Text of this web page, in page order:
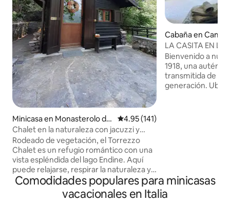
Minicasa en Monasterolo del
Castello
Calificación promedio: 4.95 de
4.95 (141)
Chalet en la naturaleza con jacuzzi y
vista al lago
Rodeado de vegetación, el Torrezzo
Chalet es un refugio romántico con una
vista espléndida del lago Endine. Aquí
puede relajarse, respirar la naturaleza y
disfrutar de momentos de total
descanso gracias al jacuzzi privado de
leña, la ducha al aire libre y los amplios
Cabaña en
LA CASITA EN
Bienvenido a
1918, una
transmitida de
generación.
paraíso donde
Comodidades populares para minicasas
vacacionales en Italia